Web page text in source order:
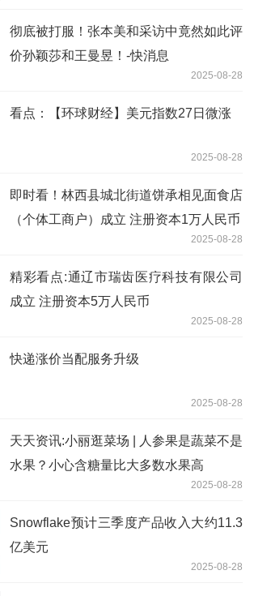
彻底被打服！张本美和采访中竟然如此评
价孙颖莎和王曼昱！-快消息
2025-08-28
看点：【环球财经】美元指数27日微涨
2025-08-28
即时看！林西县城北街道饼承相见面食店
（个体工商户）成立 注册资本1万人民币
2025-08-28
精彩看点:通辽市瑞齿医疗科技有限公司
成立 注册资本5万人民币
2025-08-28
快递涨价当配服务升级
2025-08-28
天天资讯:小丽逛菜场 | 人参果是蔬菜不是
水果？小心含糖量比大多数水果高
2025-08-28
Snowflake预计三季度产品收入大约11.3
亿美元
2025-08-28